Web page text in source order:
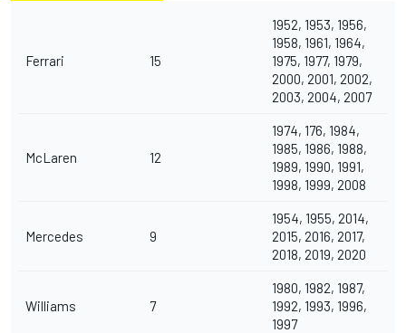
Ferrari 15
1952, 1953, 1956,
1958, 1961, 1964,
1975, 1977, 1979,
2000, 2001, 2002,
2003, 2004, 2007
McLaren 12
1974, 176, 1984,
1985, 1986, 1988,
1989, 1990, 1991,
1998, 1999, 2008
Mercedes 9
1954, 1955, 2014,
2015, 2016, 2017,
2018, 2019, 2020
Williams 7
1980, 1982, 1987,
1992, 1993, 1996,
1997